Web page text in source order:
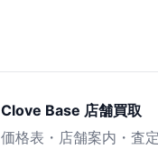
Clove Base 店舗買取
価格表・店舗案内・査